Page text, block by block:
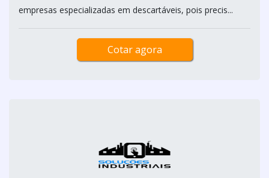
empresas especializadas em descartáveis, pois precis...
Cotar agora